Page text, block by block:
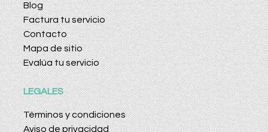
Blog
Factura tu servicio
Contacto
Mapa de sitio
Evalúa tu servicio
LEGALES
Términos y condiciones
Aviso de privacidad